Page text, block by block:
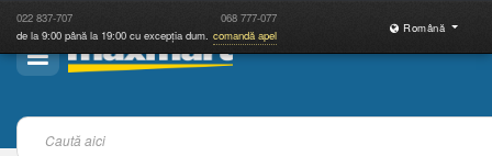
022 837-707 068 777-077
de la 9:00 până la 19:00 cu excepția dum. comandă apel
Română